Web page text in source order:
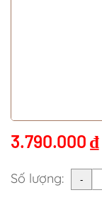
3.790.000 ₫
Số lượng: